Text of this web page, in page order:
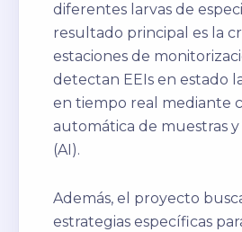
diferentes larvas de
resultado principal es la
estaciones de
detectan EEIs en estado
en tiempo real mediante
automática de muestras y
(AI).
Además, el proyecto
estrategias específicas